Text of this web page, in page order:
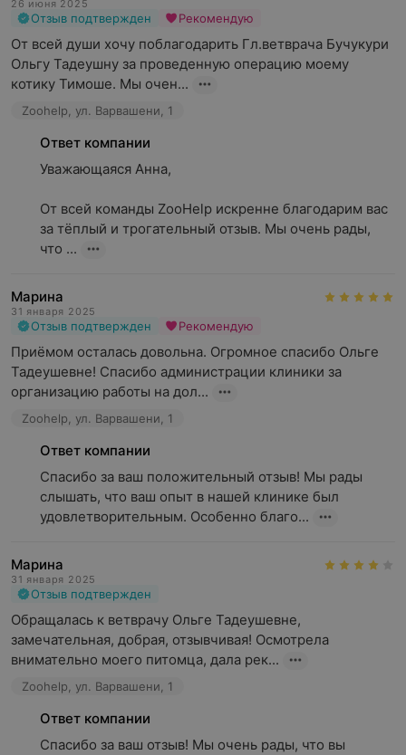
26 июня 2025
Отзыв подтвержден Рекомендую
От всей души хочу поблагодарить Гл.ветврача Бучукури
Ольгу Тадеушну за проведенную операцию моему
котику Тимоше. Мы очен...
Zoohelp, ул. Варвашени, 1
Ответ компании
Уважающаяся Анна,
От всей команды ZooHelp искренне благодарим вас
за тёплый и трогательный отзыв. Мы очень рады,
что ...
Марина
31 января 2025
Отзыв подтвержден Рекомендую
Приёмом осталась довольна. Огромное спасибо Ольге
Тадеушевне! Спасибо администрации клиники за
организацию работы на дол...
Zoohelp, ул. Варвашени, 1
Ответ компании
Спасибо за ваш положительный отзыв! Мы рады
слышать, что ваш опыт в нашей клинике был
удовлетворительным. Особенно благо...
Марина
31 января 2025
Отзыв подтвержден
Обращалась к ветврачу Ольге Тадеушевне,
замечательная, добрая, отзывчивая! Осмотрела
внимательно моего питомца, дала рек...
Zoohelp, ул. Варвашени, 1
Ответ компании
Спасибо за ваш отзыв! Мы очень рады, что вы